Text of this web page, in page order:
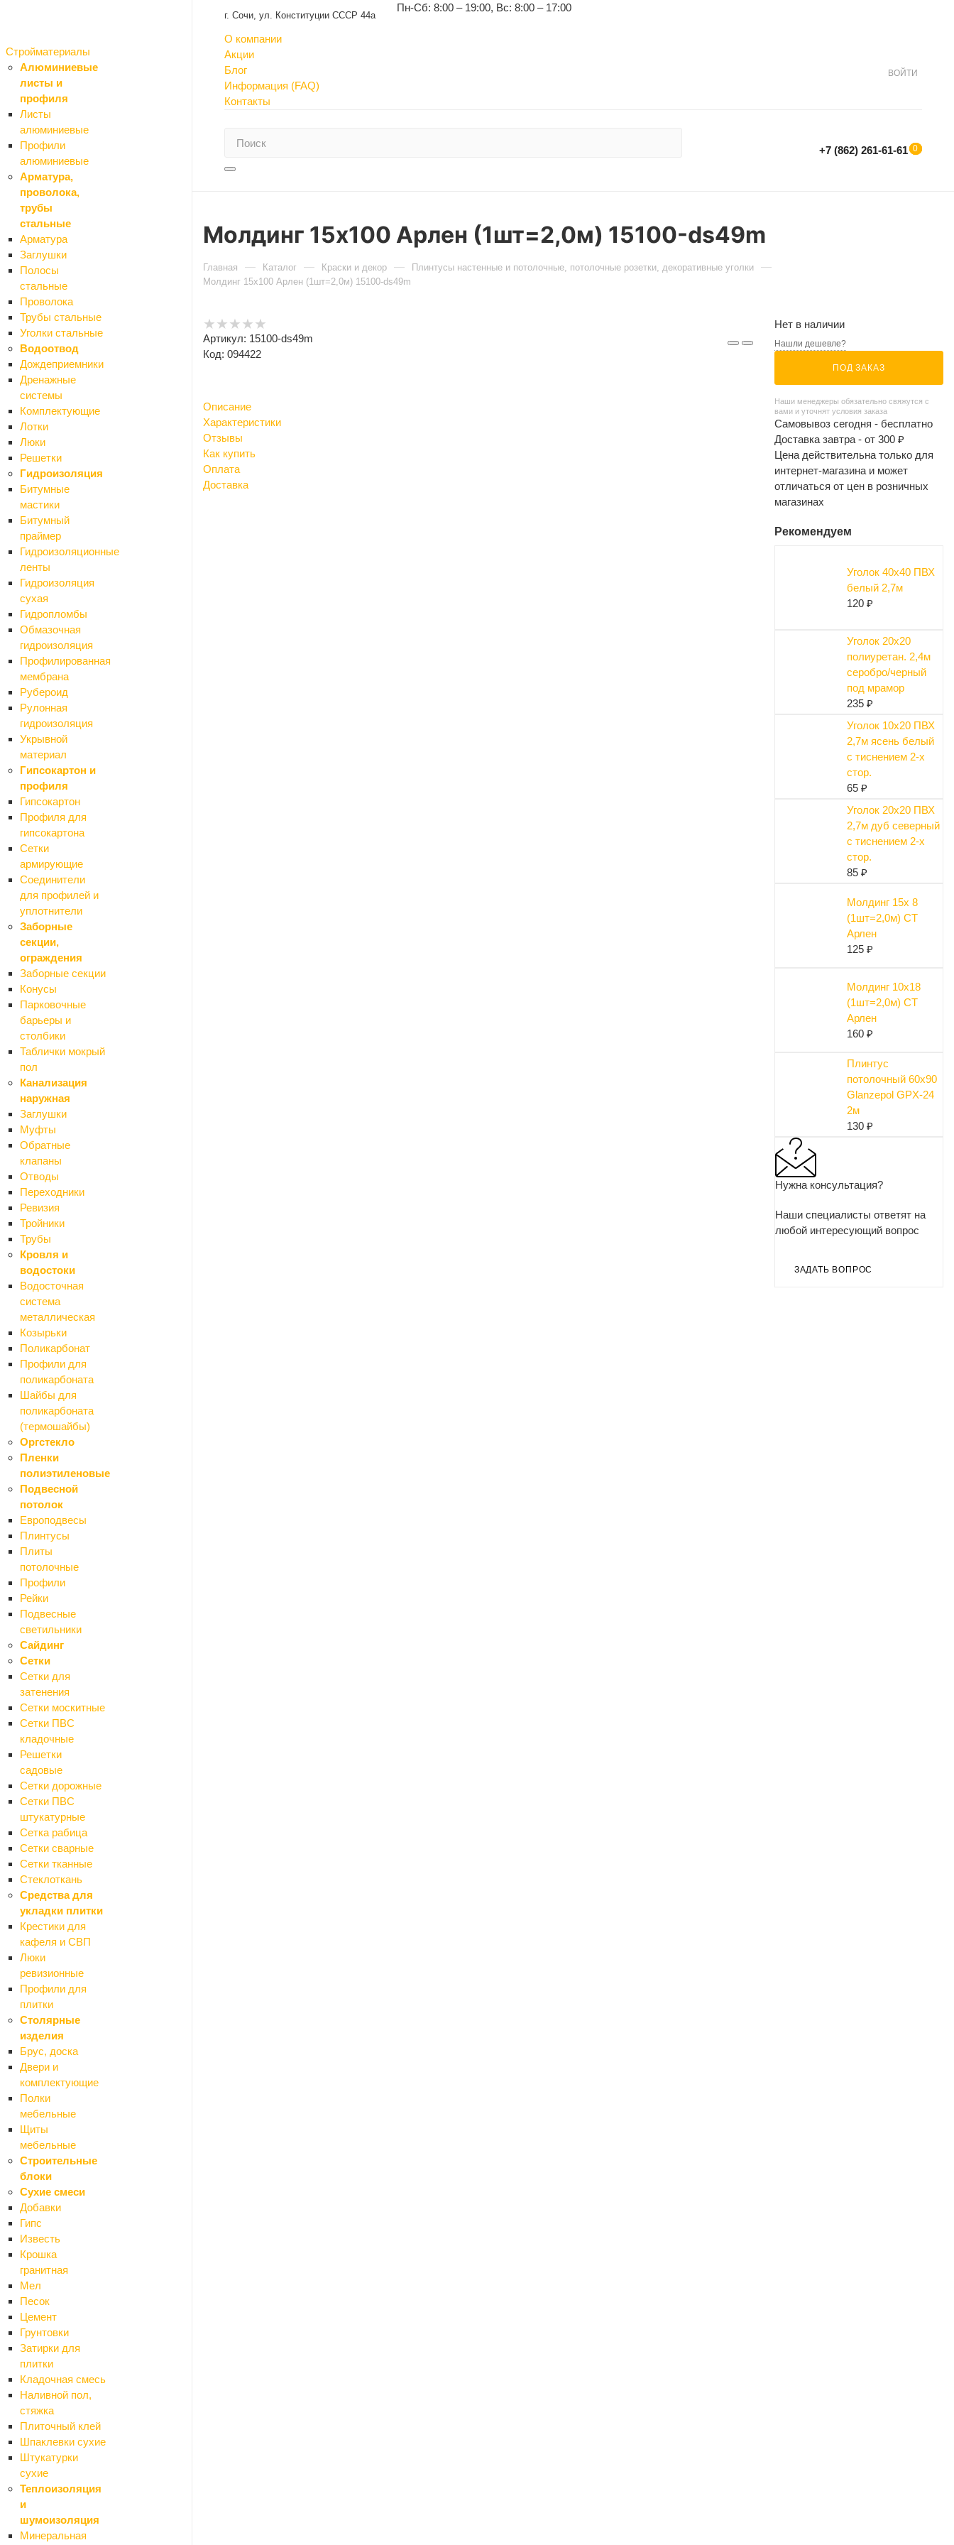
Стройматериалы
Алюминиевые
листы и
профиля
Листы
алюминиевые
Профили
алюминиевые
Арматура,
проволока,
трубы
стальные
Арматура
Заглушки
Полосы
стальные
Проволока
Трубы стальные
Уголки стальные
Водоотвод
Дождеприемники
Дренажные
системы
Комплектующие
Лотки
Люки
Решетки
Гидроизоляция
Битумные
мастики
Битумный
праймер
Гидроизоляционные
ленты
Гидроизоляция
сухая
Гидропломбы
Обмазочная
гидроизоляция
Профилированная
мембрана
Рубероид
Рулонная
гидроизоляция
Укрывной
материал
Гипсокартон и
профиля
Гипсокартон
Профиля для
гипсокартона
Сетки
армирующие
Соединители
для профилей и
уплотнители
Заборные
секции,
ограждения
Заборные секции
Конусы
Парковочные
барьеры и
столбики
Таблички мокрый
пол
Канализация
наружная
Заглушки
Муфты
Обратные
клапаны
Отводы
Переходники
Ревизия
Тройники
Трубы
Кровля и
водостоки
Водосточная
система
металлическая
Козырьки
Поликарбонат
Профили для
поликарбоната
Шайбы для
поликарбоната
(термошайбы)
Оргстекло
Пленки
полиэтиленовые
Подвесной
потолок
Европодвесы
Плинтусы
Плиты
потолочные
Профили
Рейки
Подвесные
светильники
Сайдинг
Сетки
Сетки для
затенения
Сетки москитные
Сетки ПВС
кладочные
Решетки
садовые
Сетки дорожные
Сетки ПВС
штукатурные
Сетка рабица
Сетки сварные
Сетки тканные
Стеклоткань
Средства для
укладки плитки
Крестики для
кафеля и СВП
Люки
ревизионные
Профили для
плитки
Столярные
изделия
Брус, доска
Двери и
комплектующие
Полки
мебельные
Щиты
мебельные
Строительные
блоки
Сухие смеси
Добавки
Гипс
Известь
Крошка
гранитная
Мел
Песок
Цемент
Грунтовки
Затирки для
плитки
Кладочная смесь
Наливной пол,
стяжка
Плиточный клей
Шпаклевки сухие
Штукатурки
сухие
Теплоизоляция
и
шумоизоляция
Минеральная
г. Сочи, ул. Конституции СССР 44а
Пн-Сб: 8:00 – 19:00, Вс: 8:00 – 17:00
О компании
Акции
Блог
Информация (FAQ)
Контакты
ВОЙТИ
+7 (862) 261-61-61 0
0
0
Молдинг 15х100 Арлен (1шт=2,0м) 15100-ds49m
Главная Каталог Краски и декор
Плинтусы настенные и потолочные, потолочные розетки, декоративные уголки
Молдинг 15х100 Арлен (1шт=2,0м) 15100-ds49m
Артикул: 15100-ds49m
Код: 094422
Описание
Характеристики
Отзывы
Как купить
Оплата
Доставка
Нет в наличии
Нашли дешевле?
ПОД ЗАКАЗ
Наши менеджеры обязательно свяжутся с
вами и уточнят условия заказа
Самовывоз сегодня - бесплатно
Доставка завтра - от 300 ₽
Цена действительна только для
интернет-магазина и может
отличаться от цен в розничных
магазинах
Рекомендуем
Уголок 40х40 ПВХ
белый 2,7м
120 ₽
Уголок 20х20
полиуретан. 2,4м
серобро/черный
под мрамор
235 ₽
Уголок 10х20 ПВХ
2,7м ясень белый
с тиснением 2-х
стор.
65 ₽
Уголок 20х20 ПВХ
2,7м дуб северный
с тиснением 2-х
стор.
85 ₽
Молдинг 15х 8
(1шт=2,0м) СТ
Арлен
125 ₽
Молдинг 10х18
(1шт=2,0м) СТ
Арлен
160 ₽
Плинтус
потолочный 60х90
Glanzepol GPX-24
2м
130 ₽
Нужна консультация?
Наши специалисты ответят на
любой интересующий вопрос
ЗАДАТЬ ВОПРОС